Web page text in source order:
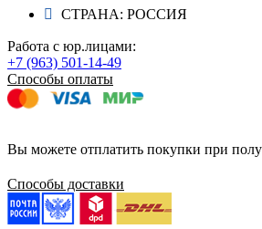
СТРАНА: РОССИЯ
Работа с юр.лицами:
+7 (963) 501-14-49
Способы оплаты
Вы можете отплатить покупки при
Способы доставки